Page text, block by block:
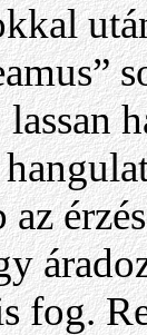
az
fog.